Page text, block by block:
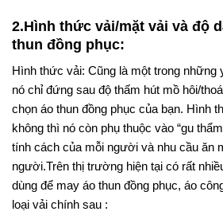
2.Hình thức vải/mặt vải và độ
thun đồng phục:
Hình thức vải: Cũng là một trong những
nó chỉ đứng sau độ thấm hút mồ hôi/
chọn áo thun đồng phục của bạn. Hình
không thì nó còn phụ thuộc vào “gu
tính cách của mỗi người và nhu cầu ăn
người.Trên thị trường hiện tại có rất
dùng để may áo thun đồng phục, áo
loại vải chính sau :